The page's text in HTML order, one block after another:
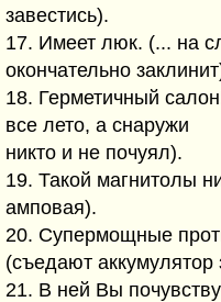
завестись).
17. Имеет люк. (... на
окончательно
18. Герметичный
все лето, а снаружи
никто и не почуял).
19. Такой магнитолы
амповая).
20. Супермощные
(съедают аккумулятор
21. В ней Вы